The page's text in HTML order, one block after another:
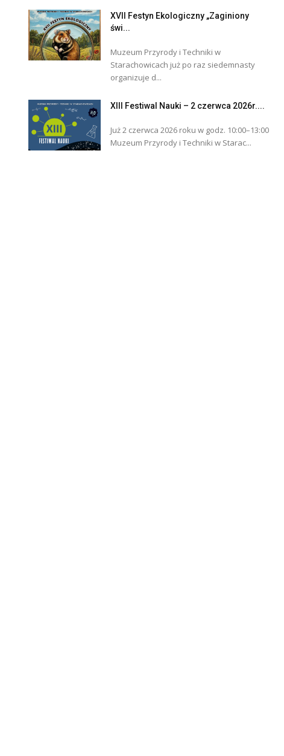
XVII Festyn Ekologiczny „Zaginiony
świ...
Muzeum Przyrody i Techniki w
Starachowicach już po raz siedemnasty
organizuje d...
XIII Festiwal Nauki – 2 czerwca 2026r....
Już 2 czerwca 2026 roku w godz. 10:00–13:00
Muzeum Przyrody i Techniki w Starac...